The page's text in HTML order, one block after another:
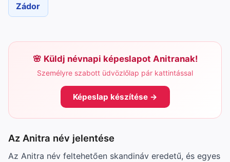
Zádor
Küldj névnapi képeslapot Anitranak!
Személyre szabott üdvözlőlap pár kattintással
Képeslap készítése →
Az Anitra név jelentése
Az Anitra név feltehetően skandináv eredetű, és egyes